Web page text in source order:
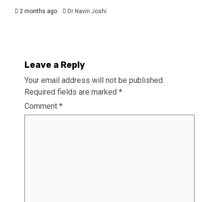
2 months ago Dr Navin Joshi
Leave a Reply
Your email address will not be published.
Required fields are marked *
Comment *